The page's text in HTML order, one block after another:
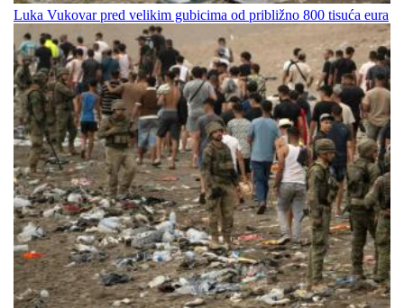
Luka Vukovar pred velikim gubicima od približno 800 tisuća eura